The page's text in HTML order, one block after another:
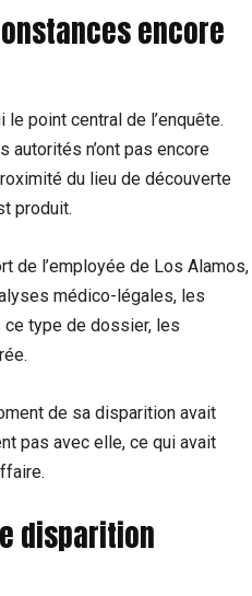
encore
le point central de l’enquête.
autorités n’ont pas encore
du lieu de découverte
produit.
de l’employée de Los Alamos,
médico-légales, les
ce type de dossier, les
de sa disparition avait
pas avec elle, ce qui avait
disparition